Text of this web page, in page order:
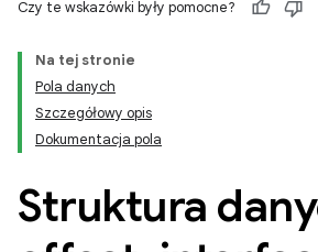
Czy te wskazówki były pomocne?
Na tej stronie
Pola danych
Szczegółowy opis
Dokumentacja pola
Struktura